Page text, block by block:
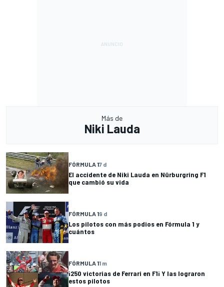
Más de
Niki Lauda
FÓRMULA 17 d
El accidente de Niki Lauda en Nürburgring F1
que cambió su vida
FÓRMULA 19 d
Los pilotos con más podios en Fórmula 1 y
cuántos
FÓRMULA 11 m
¡250 victorias de Ferrari en F1¡ Y las lograron
estos pilotos